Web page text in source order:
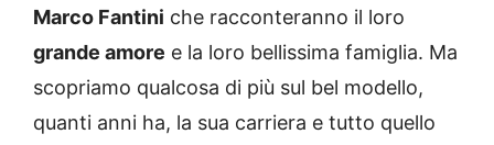
Marco Fantini che racconteranno il loro
grande amore e la loro bellissima famiglia. Ma
scopriamo qualcosa di più sul bel modello,
quanti anni ha, la sua carriera e tutto quello